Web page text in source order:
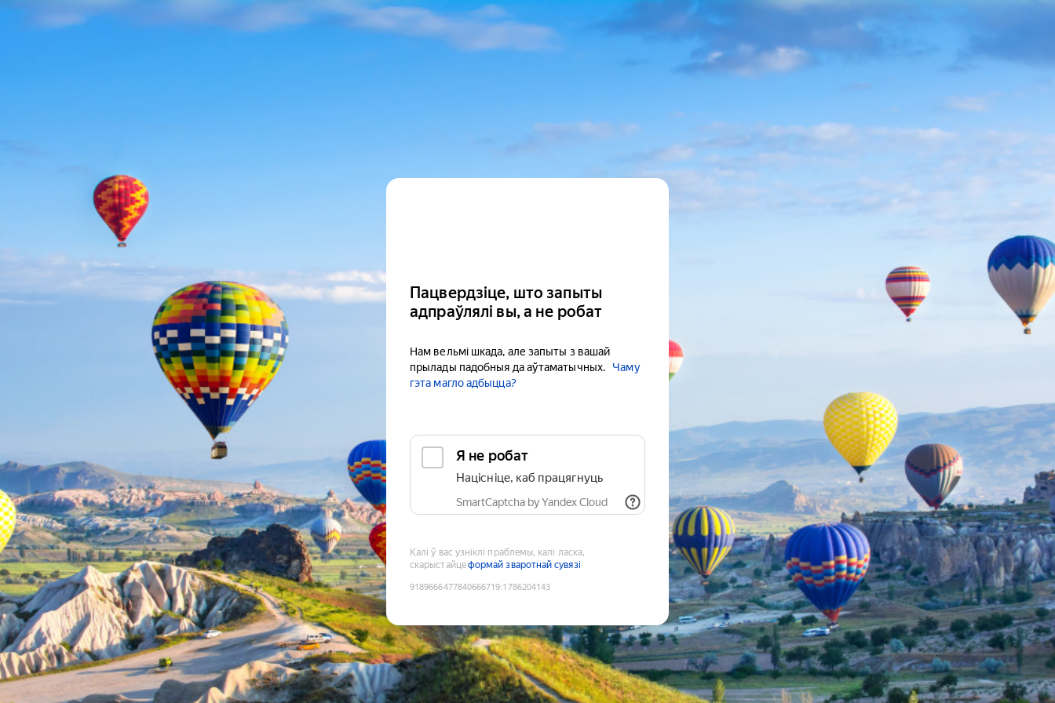
Пацвердзіце, што запыты
адпраўлялі вы, а не робат
Нам вельмі шкада, але запыты з вашай
прылады падобныя да аўтаматычных.
Чаму
гэта магло адбыцца?
Я не робат
Націсніце, каб працягнуць
SmartCaptcha by Yandex Cloud
Калі ў вас узніклі праблемы, калі ласка,
скарыстайцеформай зваротнай сувязі
9189666477840666719:1786204143